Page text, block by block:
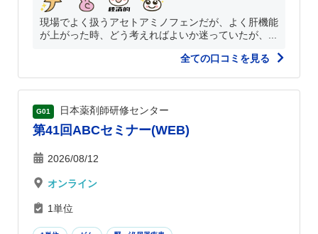
現場でよく扱うアセトアミノフェンだが、よく肝機能
が上がった時、どう考えればよいか迷っていたが、...
全ての口コミを見る
G01 日本薬剤師研修センター
第41回ABCセミナー(WEB)
2026/08/12
オンライン
1単位